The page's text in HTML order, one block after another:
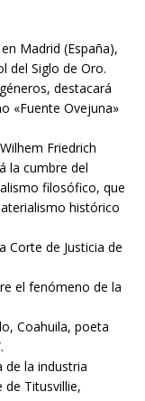
Madrid (España),
del Siglo de Oro.
destacará
«Fuente Ovejuna»
Friedrich
la cumbre del
filosófico, que
histórico
Corte de Justicia de
el fenómeno de la
Coahuila, poeta
de la industria
de Titusvillie,